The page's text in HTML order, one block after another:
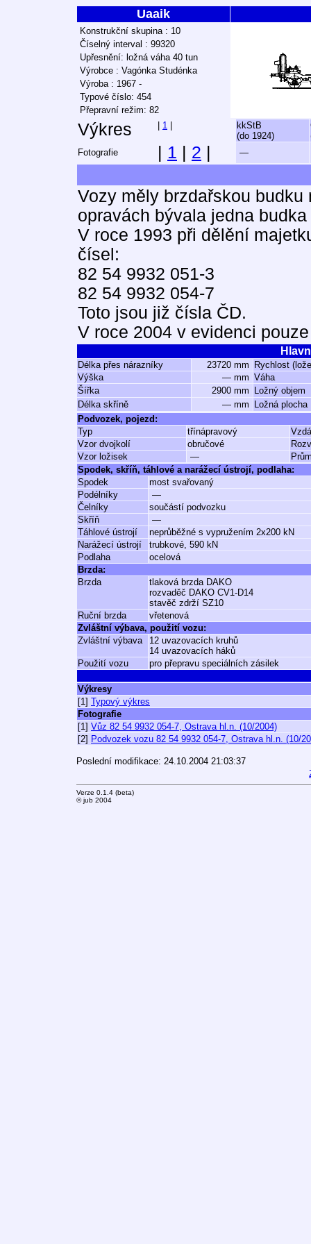
Uaaik
Konstrukční skupina : 10
Číselný interval : 99320
Upřesnění: ložná váha 40 tun
Výrobce : Vagónka Studénka
Výroba : 1967 -
Typové číslo: 454
Přepravní režim: 82
Výkres 1
kkStB
(do 1924)
Fotografie
1 2 —
Vozy měly brzdařskou
opravách bývala jedna
V roce 1993 při dělění
čísel:
82 54 9932 051-3
82 54 9932 054-7
Toto jsou již čísla ČD.
V roce 2004 v evidenci
Délka přes nárazníky 23720 mm
Rychlost
Výška
— mm Váha
Šířka
2900 mm
Ložný objem
Délka skříně
— mm
Ložná plocha
Podvozek, pojezd:
Typ
třínápravový
Vzor dvojkolí
obručové
Vzor ložisek
—
Spodek, skříň, táhlové a narážecí ústrojí, podlaha:
Spodek
most svařovaný
Podélníky
—
Čelníky
součástí podvozku
Skříň
—
Táhlové ústrojí
neprůběžné s vypružením 2x200 kN
Narážecí ústrojí
trubkové, 590 kN
Podlaha
ocelová
Brzda:
Brzda
tlaková brzda DAKO
rozvaděč DAKO CV1-D14
stavěč zdrží SZ10
Ruční brzda
vřetenová
Zvláštní výbava, použití vozu:
Zvláštní výbava
12 uvazovacích kruhů
14 uvazovacích háků
Použití vozu
pro přepravu speciálních zásilek
Výkresy
[1] Typový výkres
Fotografie
[1] Vůz 82 54 9932 054-7, Ostrava hl.n. (10/2004)
[2] Podvozek vozu 82 54 9932 054-7, Ostrava hl.n. (10/
Poslední modifikace: 24.10.2004 21:03:37
Verze 0.1.4 (beta)
© jub 2004